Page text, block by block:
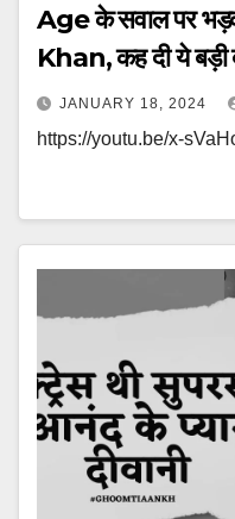
Age के सवाल पर
Khan, कह दी ये बड़ी
JANUARY 18, 2024
https://youtu.be/x-